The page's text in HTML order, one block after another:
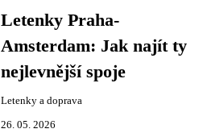
Letenky Praha-
Amsterdam: Jak najít ty
nejlevnější spoje
Letenky a doprava
26. 05. 2026